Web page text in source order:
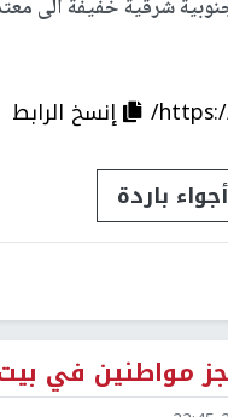
شرقية خفيفة الى
إنسخ الرابط
أجواء باردة
مواطنين في